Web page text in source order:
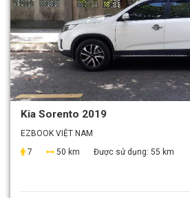
Kia Sorento 2019
EZBOOK VIỆT NAM
7
50 km Được sử dụng: 55 km